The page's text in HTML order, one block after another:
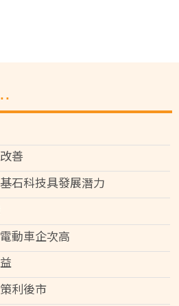
善
石科技具發展潛力
動車企次高
利後市